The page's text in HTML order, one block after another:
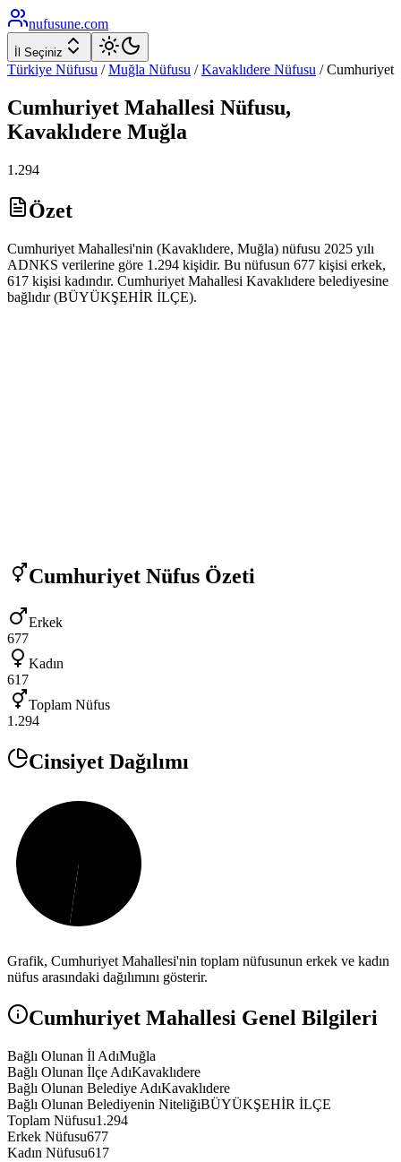
nufusune.com
İl Seçiniz
Türkiye Nüfusu / Muğla Nüfusu / Kavaklıdere Nüfusu /Cumhuriyet
Cumhuriyet Mahallesi Nüfusu,
Kavaklıdere Muğla
1.294
Özet
Cumhuriyet Mahallesi'nin (Kavaklıdere, Muğla) nüfusu 2025 yılı
ADNKS verilerine göre 1.294 kişidir. Bu nüfusun 677 kişisi erkek,
617 kişisi kadındır. Cumhuriyet Mahallesi Kavaklıdere belediyesine
bağlıdır (BÜYÜKŞEHİR İLÇE).
Cumhuriyet Nüfus Özeti
Erkek
677
Kadın
617
Toplam Nüfus
1.294
Cinsiyet Dağılımı
Grafik, Cumhuriyet Mahallesi'nin toplam nüfusunun erkek ve kadın
nüfus arasındaki dağılımını gösterir.
Cumhuriyet Mahallesi Genel Bilgileri
Bağlı Olunan İl AdıMuğla
Bağlı Olunan İlçe AdıKavaklıdere
Bağlı Olunan Belediye AdıKavaklıdere
Bağlı Olunan Belediyenin NiteliğiBÜYÜKŞEHİR İLÇE
Toplam Nüfusu1.294
Erkek Nüfusu677
Kadın Nüfusu617